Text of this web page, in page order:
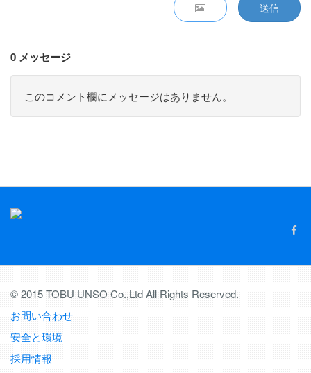
送信
0 メッセージ
このコメント欄にメッセージはありません。
© 2015 TOBU UNSO Co.,Ltd All Rights Reserved.
お問い合わせ
安全と環境
採用情報